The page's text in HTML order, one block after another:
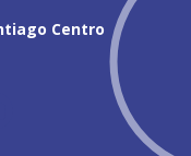
Centro